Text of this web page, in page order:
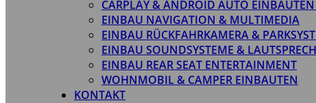
CARPLAY & ANDROID AUTO
EINBAU NAVIGATION & MULTIMEDIA
EINBAU RÜCKFAHRKAMERA &
EINBAU SOUNDSYSTEME &
EINBAU REAR SEAT ENTERTAINMENT
WOHNMOBIL & CAMPER EINBAUTEN
KONTAKT